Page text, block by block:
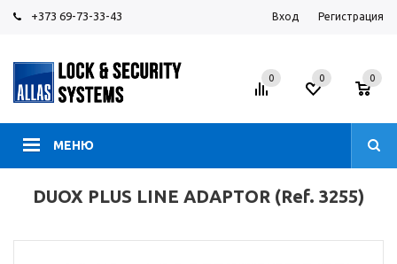
+373 69-73-33-43 Вход Регистрация
МЕНЮ
0 0 0
DUOX PLUS LINE ADAPTOR (Ref. 3255)